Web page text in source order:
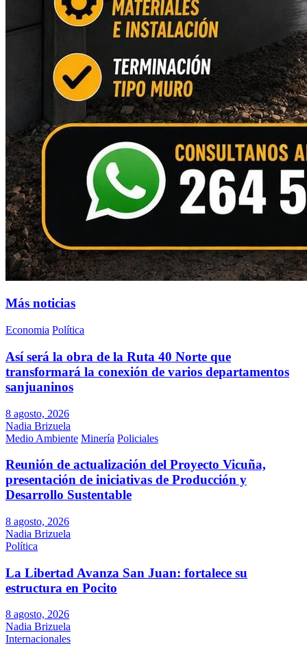
Más noticias
Economia Política
Así será la obra de la Ruta 40 Norte que
transformará la conexión de varios departamentos
sanjuaninos
8 agosto, 2026
Nadia Brizuela
Medio Ambiente Minería Policiales
Reunión de actualización del Proyecto Vicuña,
presentación de iniciativas de Producción y
Desarrollo Sustentable
8 agosto, 2026
Nadia Brizuela
Política
La Libertad Avanza San Juan: fortalece su
estructura en Pocito
8 agosto, 2026
Nadia Brizuela
Internacionales